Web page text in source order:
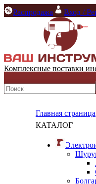
Распродажа Вход /
Комплексные поставки
Главная страница
КАТАЛОГ